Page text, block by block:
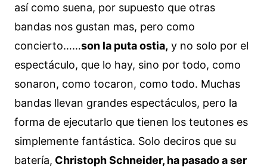
así como suena, por supuesto que otras
bandas nos gustan mas, pero como
concierto……son la puta ostia, y no solo por el
espectáculo, que lo hay, sino por todo, como
sonaron, como tocaron, como todo. Muchas
bandas llevan grandes espectáculos, pero la
forma de ejecutarlo que tienen los teutones es
simplemente fantástica. Solo deciros que su
batería, Christoph Schneider, ha pasado a ser